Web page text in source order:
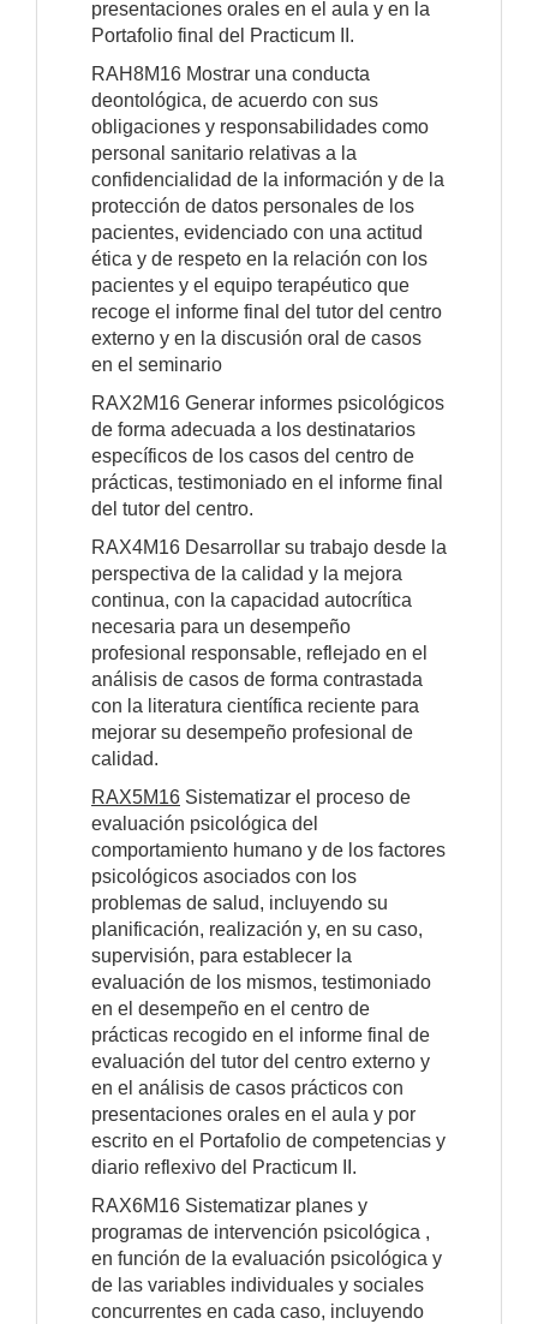
presentaciones orales en el aula y en la
Portafolio final del Practicum II.
RAH8M16 Mostrar una conducta
deontológica, de acuerdo con sus
obligaciones y responsabilidades como
personal sanitario relativas a la
confidencialidad de la información y de la
protección de datos personales de los
pacientes, evidenciado con una actitud
ética y de respeto en la relación con los
pacientes y el equipo terapéutico que
recoge el informe final del tutor del centro
externo y en la discusión oral de casos
en el seminario
RAX2M16 Generar informes psicológicos
de forma adecuada a los destinatarios
específicos de los casos del centro de
prácticas, testimoniado en el informe final
del tutor del centro.
RAX4M16 Desarrollar su trabajo desde la
perspectiva de la calidad y la mejora
continua, con la capacidad autocrítica
necesaria para un desempeño
profesional responsable, reflejado en el
análisis de casos de forma contrastada
con la literatura científica reciente para
mejorar su desempeño profesional de
calidad.
RAX5M16 Sistematizar el proceso de
evaluación psicológica del
comportamiento humano y de los factores
psicológicos asociados con los
problemas de salud, incluyendo su
planificación, realización y, en su caso,
supervisión, para establecer la
evaluación de los mismos, testimoniado
en el desempeño en el centro de
prácticas recogido en el informe final de
evaluación del tutor del centro externo y
en el análisis de casos prácticos con
presentaciones orales en el aula y por
escrito en el Portafolio de competencias y
diario reflexivo del Practicum II.
RAX6M16 Sistematizar planes y
programas de intervención psicológica ,
en función de la evaluación psicológica y
de las variables individuales y sociales
concurrentes en cada caso, incluyendo